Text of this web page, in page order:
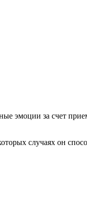
эмоции за счет
случаях он